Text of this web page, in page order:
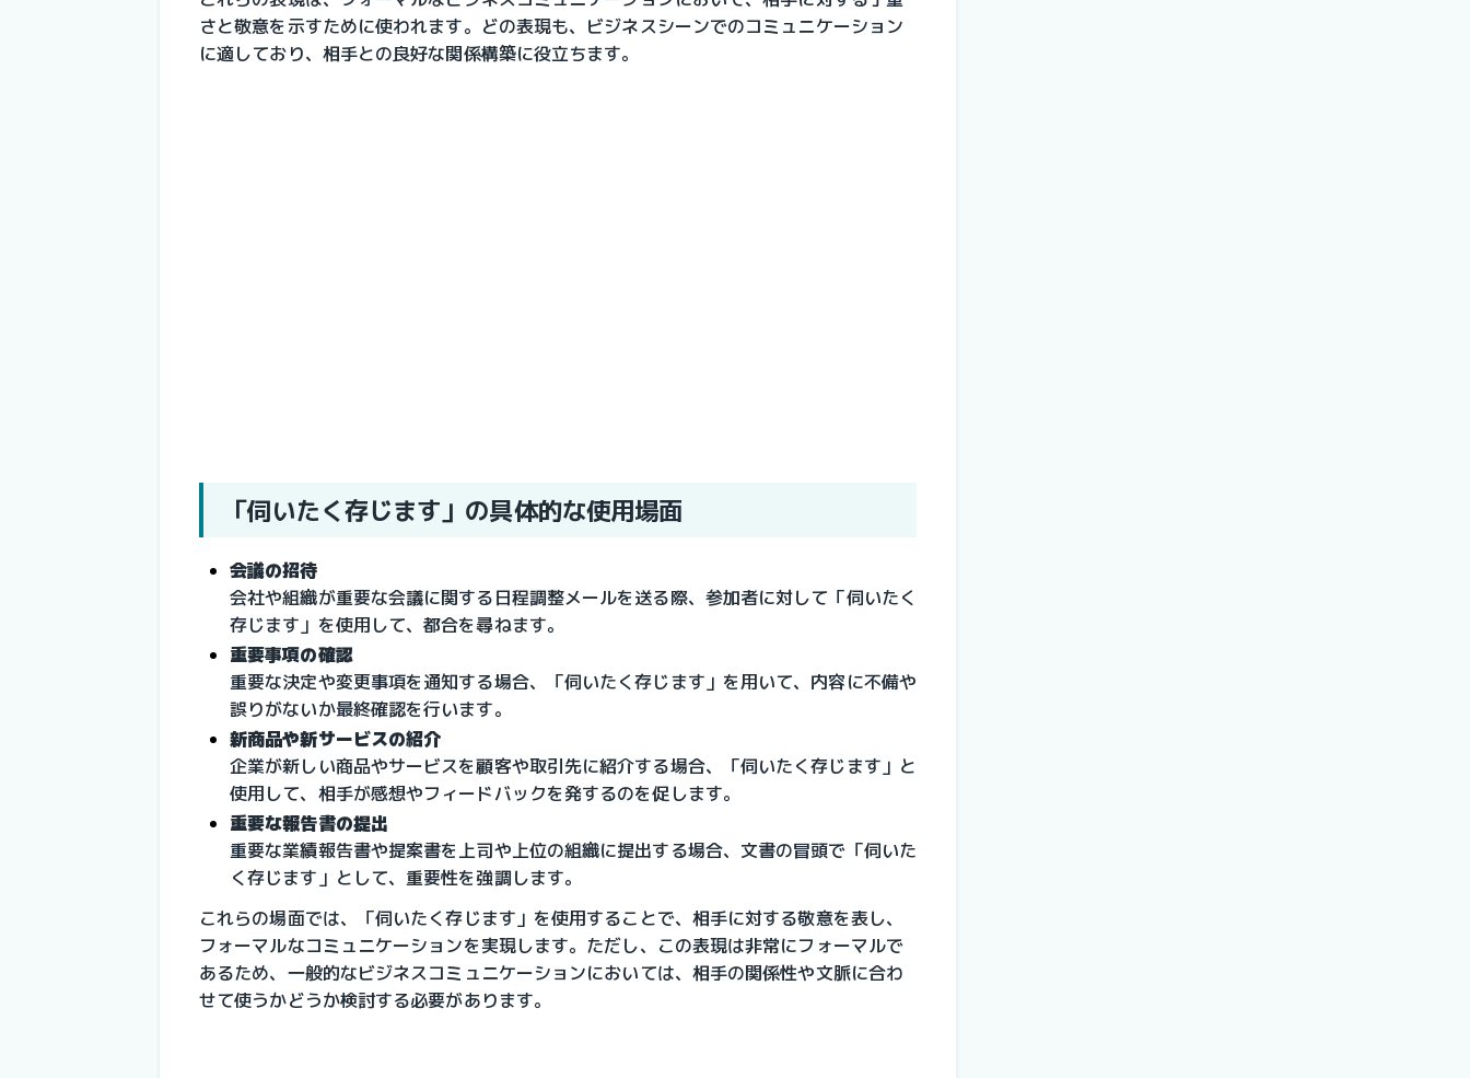
さと敬意を示すために使われます。どの表現も、ビジネスシーンでのコミュニケーション
に適しており、相手との良好な関係構築に役立ちます。
「伺いたく存じます」の具体的な使用場面
会議の招待
会社や組織が重要な会議に関する日程調整メールを送る際、参加者に対して「伺いたく
存じます」を使用して、都合を尋ねます。
重要事項の確認
重要な決定や変更事項を通知する場合、「伺いたく存じます」を用いて、内容に不備や
誤りがないか最終確認を行います。
新商品や新サービスの紹介
企業が新しい商品やサービスを顧客や取引先に紹介する場合、「伺いたく存じます」と
使用して、相手が感想やフィードバックを発するのを促します。
重要な報告書の提出
重要な業績報告書や提案書を上司や上位の組織に提出する場合、文書の冒頭で「伺いた
く存じます」として、重要性を強調します。
これらの場面では、「伺いたく存じます」を使用することで、相手に対する敬意を表し、
フォーマルなコミュニケーションを実現します。ただし、この表現は非常にフォーマルで
あるため、一般的なビジネスコミュニケーションにおいては、相手の関係性や文脈に合わ
せて使うかどうか検討する必要があります。